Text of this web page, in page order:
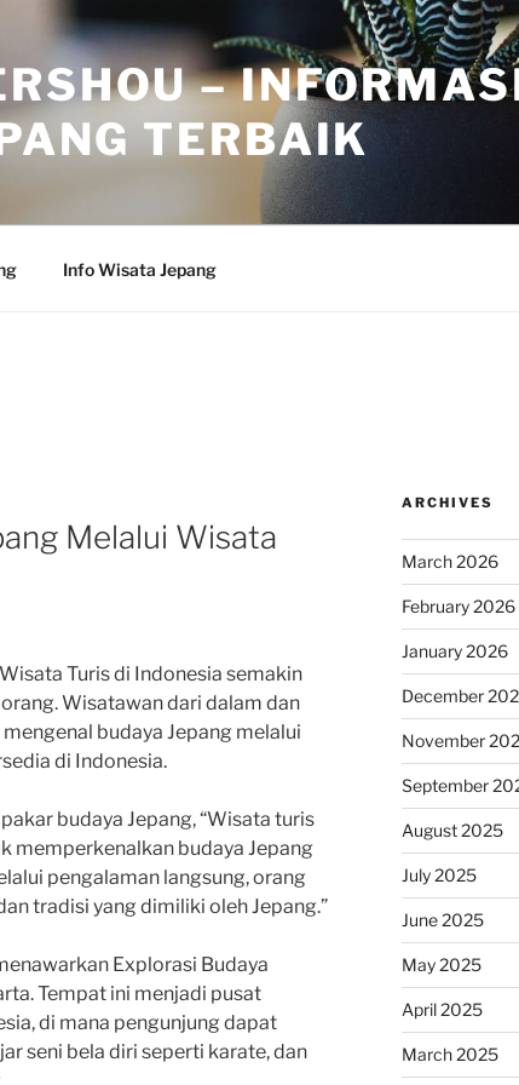
–
TERBAIK
Info Wisata Jepang
Melalui Wisata
Turis di Indonesia semakin
Wisatawan dari dalam dan
budaya Jepang melalui
di Indonesia.
budaya Jepang, “Wisata turis
memperkenalkan budaya Jepang
pengalaman langsung, orang
tradisi yang dimiliki oleh Jepang.”
Explorasi Budaya
Tempat ini menjadi pusat
di mana pengunjung dapat
seni bela diri seperti karate, dan
ARCHIVES
March 2026
February 2026
January 2026
December
November
September
August 2025
July 2025
June 2025
May 2025
April 2025
March 2025